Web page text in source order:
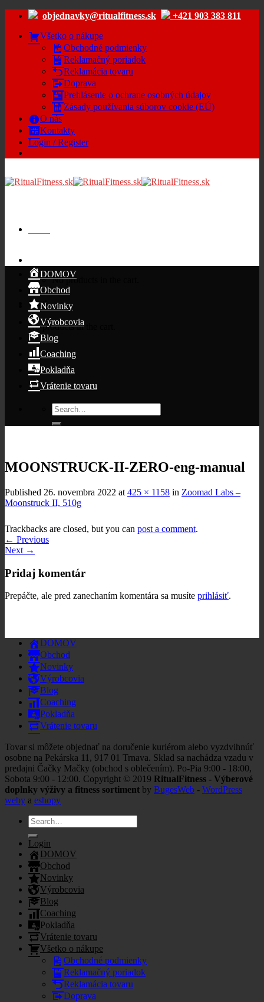
Skip
content
objednavky@ritualfitness.sk
+421 903 383 811
Všetko o nákupe
Obchodné podmienky
Reklamačný poriadok
Reklamácia tovaru
Doprava
Prehlásenie o ochrane osobných údajov
Zásady používania súborov cookie (EÚ)
O nás
Kontakty
Login / Register
No products in the cart.
Cart
No products in the cart.
DOMOV
Obchod
Novinky
Výrobcovia
Blog
Coaching
Pokladňa
Vrátenie tovaru
Search
for:
MOONSTRUCK-II-ZERO-eng-manual
Published 26. novembra 2022 at 425 × 1158 in Zoomad Labs –
Moonstruck II, 510g
Trackbacks are closed, but you can post a comment.
← Previous
Next →
Pridaj komentár
Prepáčte, ale pred zanechaním komentára sa musíte prihlásiť.
DOMOV
Obchod
Novinky
Výrobcovia
Blog
Coaching
Pokladňa
Vrátenie tovaru
Tovar si môžete objednať na doručenie kuriérom alebo vyzdvihnúť
osobne na Pekárska 11, 917 01 Trnava. Sklad sa nachádza vzadu v
predajni Čačky Mačky (obchod s oblečením). Po-Pia 9:00 - 18:00,
Sobota 9:00 - 12:00. Copyright © 2019 RitualFitness - Výberové
doplnky výživy a fitness sortiment by BugesWeb - WordPress
weby a eshopy
Search
for:
Login
DOMOV
Obchod
Novinky
Výrobcovia
Blog
Coaching
Pokladňa
Vrátenie tovaru
Všetko o nákupe
Obchodné podmienky
Reklamačný poriadok
Reklamácia tovaru
Doprava